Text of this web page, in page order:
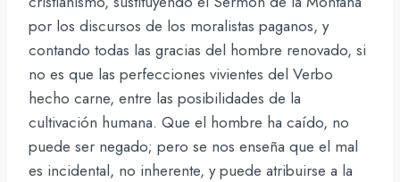
por los discursos de los moralistas paganos, y
contando todas las gracias del hombre renovado, si
no es que las perfecciones vivientes del Verbo
hecho carne, entre las posibilidades de la
cultivación humana. Que el hombre ha caído, no
puede ser negado; pero se nos enseña que el mal
es incidental, no inherente, y puede atribuirse a la